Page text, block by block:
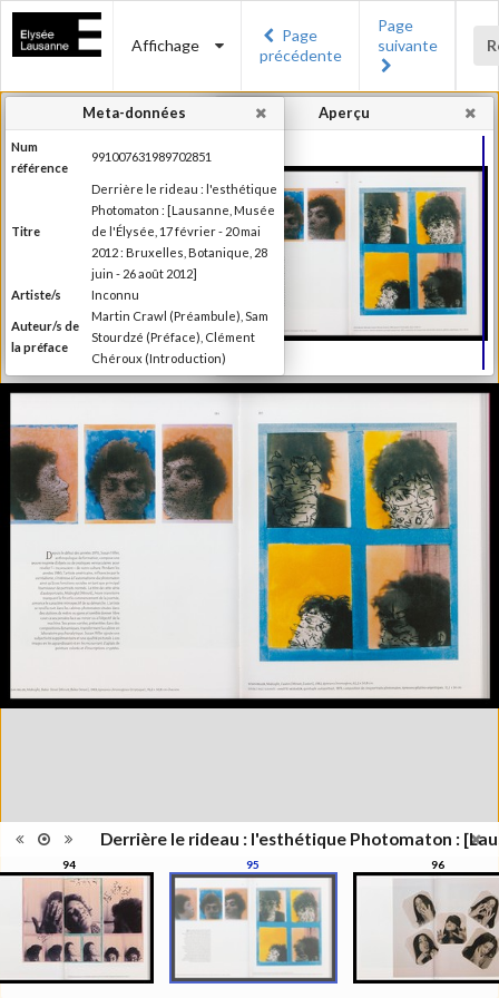
Affichage
Page
précédente
Page
suivante
Derrière le rideau : l'esthétique Photomaton :
94 95 96
Aperçu
Meta-données
Num
référence
991007631989702851
Titre
Derrière le rideau : l'esthétique
Photomaton : [Lausanne, Musée
de l'Élysée, 17 février - 20 mai
2012 : Bruxelles, Botanique, 28
juin - 26 août 2012]
Artiste/s
Inconnu
Auteur/s de
la préface
Martin Crawl (Préambule), Sam
Stourdzé (Préface), Clément
Chéroux (Introduction)
des textes
Ilsen About (Texte), Nora
Clément Chéroux et Giuliano
Sergio (Texte), Brian Meacham
(Texte)
Editeur
Musée de l'Elysée
Lieu
d'édition
Lausanne; Lausanne
d'édition
2012
Catégorie
Figure Humaine
Type de
reliure
Relié
Information
Nombre de
311 pages